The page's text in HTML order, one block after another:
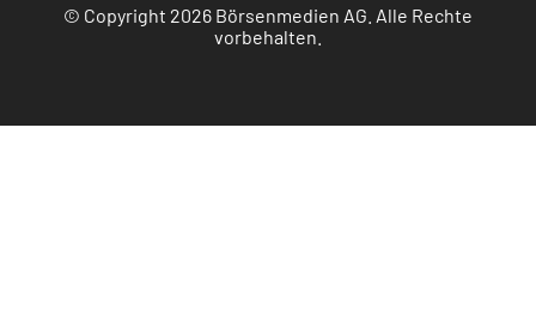
© Copyright 2026 Börsenmedien AG. Alle Rechte
vorbehalten.